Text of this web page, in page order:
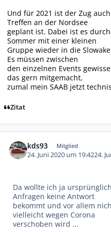
Und für 2021 ist der Zug
Treffen an der Nordsee
geplant ist. Dabei ist es
Sommer mit einer kleinen
Gruppe wieder in die
Es müssen zwischen
den einzelnen Events
das gern mitgemacht,
zumal mein SAAB jetzt
Zitat
kds93 Mitglied
24. Juni 2020 um 19:4224.
Da wollte ich ja
Anfragen keine Antwort
bekommt und vor allem
vielleicht wegen Corona
verschoben wird ...